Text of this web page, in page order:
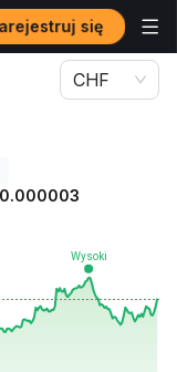
się
CHF
0.000003